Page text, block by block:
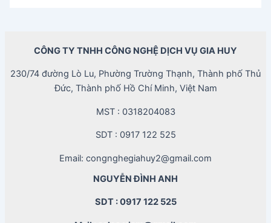
CÔNG TY TNHH CÔNG NGHỆ DỊCH VỤ GIA HUY
230/74 đường Lò Lu, Phường Trường Thạnh, Thành phố Thủ
Đức, Thành phố Hồ Chí Minh, Việt Nam
MST : 0318204083
SDT : 0917 122 525
Email: congnghegiahuy2@gmail.com
NGUYỄN ĐÌNH ANH
SDT : 0917 122 525